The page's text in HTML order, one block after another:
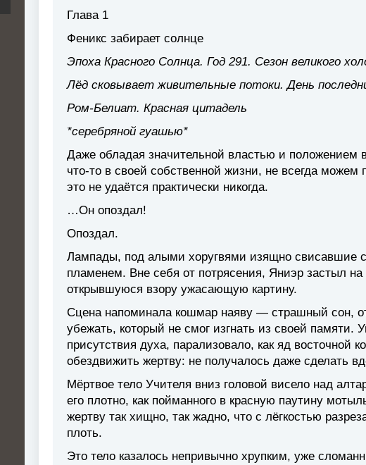
Глава 1
Феникс забирает солнце
Эпоха Красного Солнца. Год 291. Сезон великого
Лёд сковывает живительные потоки. День
Ром-Белиат. Красная цитадель
*серебряной гуашью*
Даже обладая значительной властью и положением
что-то в своей собственной жизни, не всегда можем
это не удаётся практически никогда.
…Он опоздал!
Опоздал.
Лампады, под алыми хоругвями изящно свисавшие
пламенем. Вне себя от потрясения, Яниэр застыл
открывшуюся взору ужасающую картину.
Сцена напоминала кошмар наяву — страшный сон,
убежать, который не смог изгнать из своей
присутствия духа, парализовало, как яд восточной
обездвижить жертву: не получалось даже сделать
Мёртвое тело Учителя вниз головой висело над
его плотно, как пойманного в красную паутину
жертву так хищно, так жадно, что с лёгкостью
плоть.
Это тело казалось непривычно хрупким, уже